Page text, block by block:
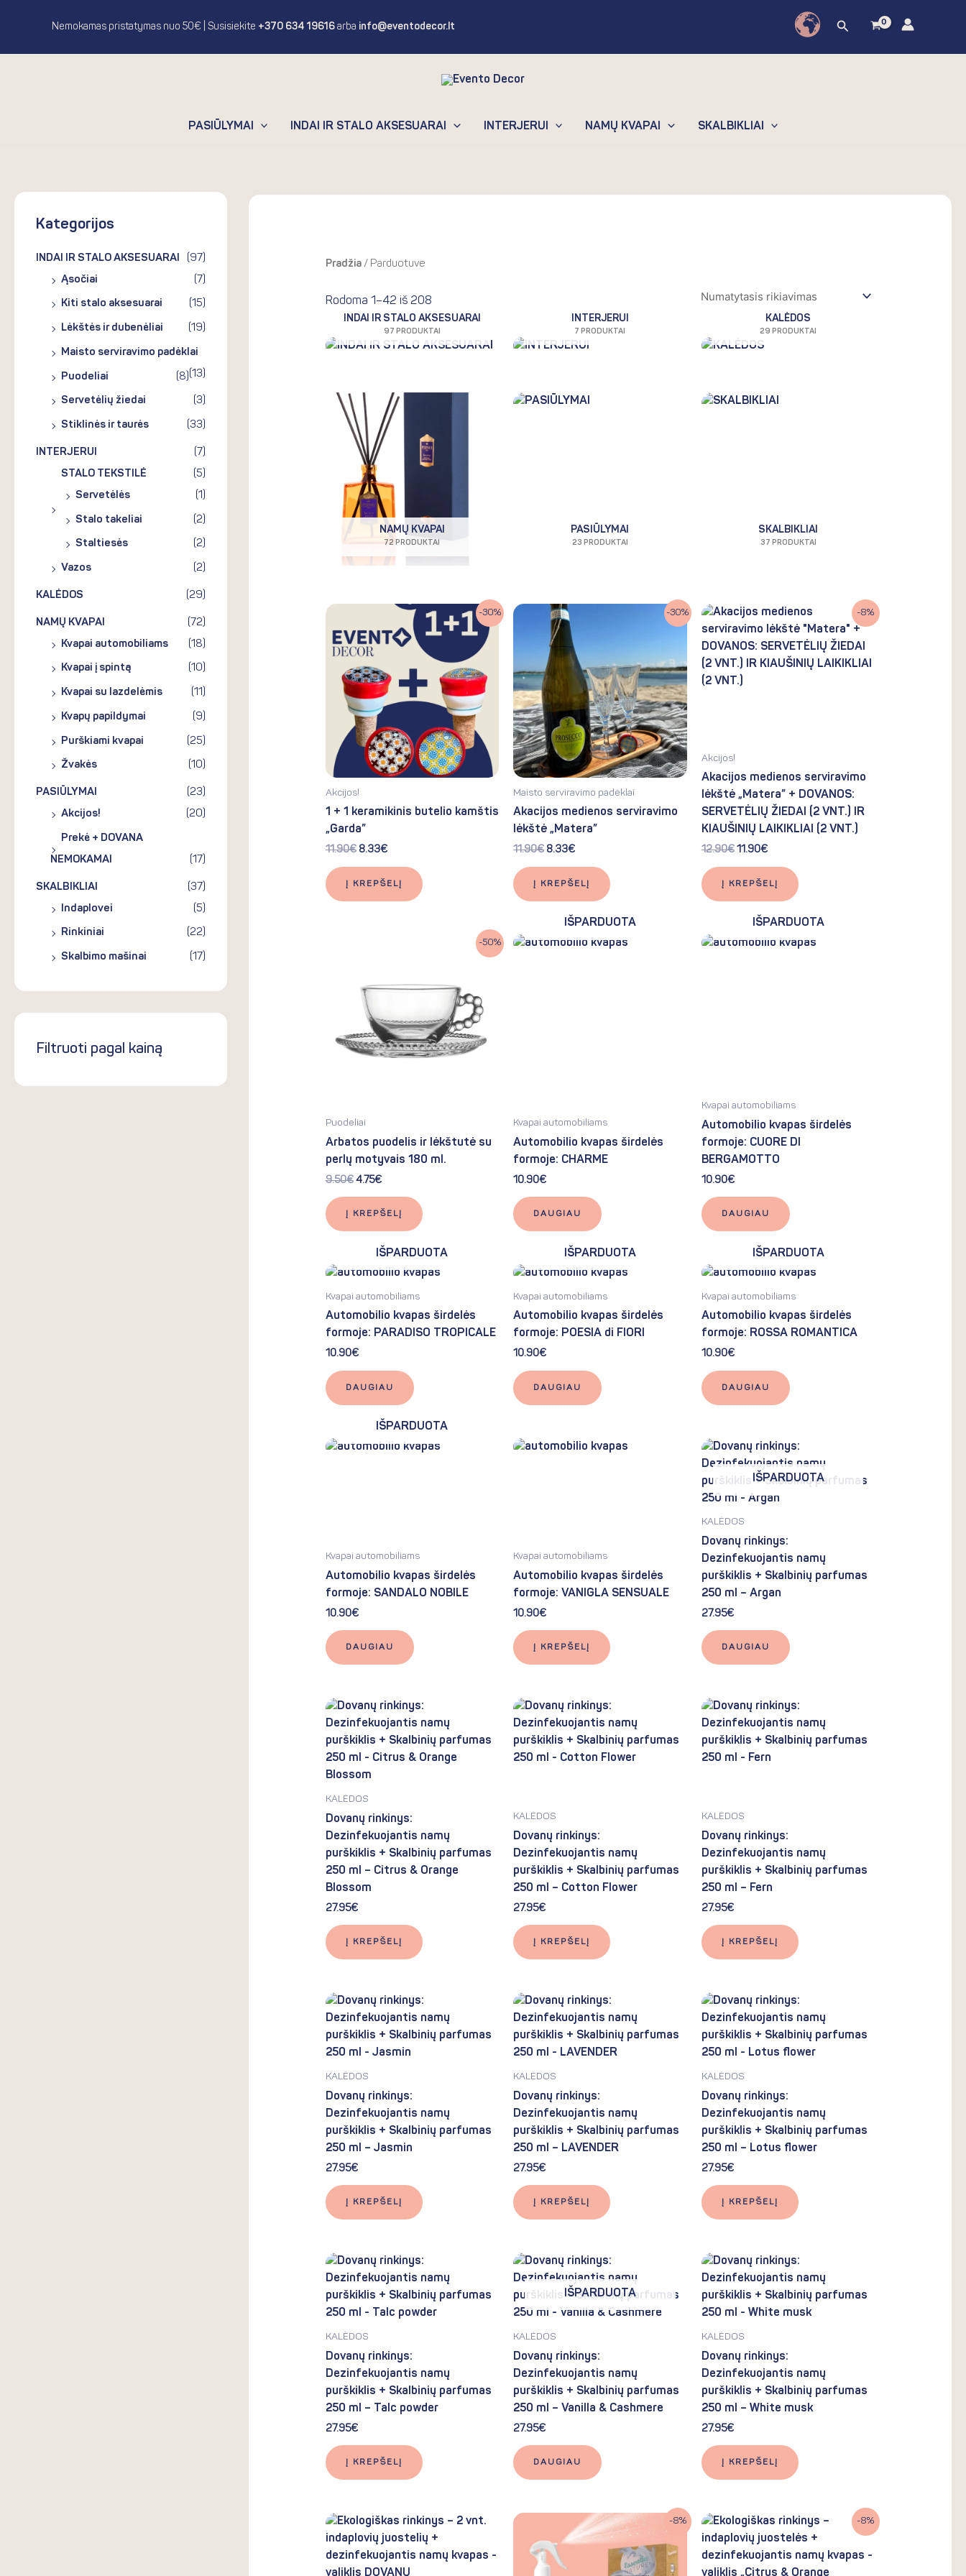
Nemokamas pristatymas nuo 50€ | Susisiekite +370 634 19616 arba info@eventodecor.lt Paieška
PASIŪLYMAI INDAI IR STALO AKSESUARAI INTERJERUI NAMŲ KVAPAI SKALBIKLIAI
Kategorijos
INDAI IR STALO AKSESUARAI
(97)
Ąsočiai
(7)
Kiti stalo aksesuarai (15)
Lėkštės ir dubenėliai (19)
Maisto serviravimo padėklai
(13)
Puodeliai (8)
Servetėlių žiedai (3)
Stiklinės ir taurės (33)
INTERJERUI
(7)
STALO TEKSTILĖ
(5)
Servetėlės
(1)
Stalo takeliai (2)
Staltiesės (2)
Vazos (2)
KALĖDOS (29)
NAMŲ KVAPAI
(72)
Kvapai automobiliams
(18)
Kvapai į spintą (10)
Kvapai su lazdelėmis (11)
Kvapų papildymai (9)
Purškiami kvapai (25)
Žvakės (10)
PASIŪLYMAI
(23)
Akcijos!
(20)
Prekė + DOVANA
NEMOKAMAI
(17)
SKALBIKLIAI
(37)
Indaplovei
(5)
Rinkiniai (22)
Skalbimo mašinai (17)
Filtruoti pagal kainą
Pradžia/ Parduotuve
Rodoma 1–42 iš 208
INDAI IR STALO AKSESUARAI
97 PRODUKTAI
INTERJERUI
7 PRODUKTAI
KALĖDOS
29 PRODUKTAI
NAMŲ KVAPAI
72 PRODUKTAI
PASIŪLYMAI
23 PRODUKTAI
SKALBIKLIAI
37 PRODUKTAI
-30%
Akcijos!
1 + 1 keramikinis butelio kamštis
„Garda”
11.90€
was:
11.90€.
8.33€
Current
is:
8.33€.
Į KREPŠELĮ
-30%
Maisto serviravimo padėklai
Akacijos medienos serviravimo
lėkštė „Matera”
11.90€
Original
price
was:
11.90€.
8.33€
8.33€.
Į KREPŠELĮ
-8%
Akcijos!
Akacijos medienos serviravimo
lėkštė „Matera” + DOVANOS:
SERVETĖLIŲ ŽIEDAI (2 VNT.) IR
KIAUŠINIŲ LAIKIKLIAI (2 VNT.)
12.90€
Original
price
was:
12.90€.
11.90€
Current
price
is:
11.90€.
Į KREPŠELĮ
-50%
Puodeliai
Arbatos puodelis ir lėkštutė su
perlų motyvais 180 ml.
9.50€ 4.75€
Į KREPŠELĮ
IŠPARDUOTA
Kvapai automobiliams
Automobilio kvapas širdelės
formoje: CHARME
10.90€
DAUGIAU
IŠPARDUOTA
Kvapai automobiliams
Automobilio kvapas širdelės
formoje: CUORE DI
BERGAMOTTO
10.90€
DAUGIAU
IŠPARDUOTA
Kvapai automobiliams
Automobilio kvapas širdelės
formoje: PARADISO TROPICALE
10.90€
DAUGIAU
IŠPARDUOTA
Kvapai automobiliams
Automobilio kvapas širdelės
formoje: POESIA di FIORI
10.90€
DAUGIAU
IŠPARDUOTA
Kvapai automobiliams
Automobilio kvapas širdelės
formoje: ROSSA ROMANTICA
10.90€
DAUGIAU
IŠPARDUOTA
Kvapai automobiliams
Automobilio kvapas širdelės
formoje: SANDALO NOBILE
10.90€
DAUGIAU
Kvapai automobiliams
Automobilio kvapas širdelės
formoje: VANIGLA SENSUALE
10.90€
Į KREPŠELĮ
IŠPARDUOTA
KALĖDOS
Dovanų rinkinys:
Dezinfekuojantis namų
purškiklis + Skalbinių parfumas
250 ml – Argan
27.95€
DAUGIAU
KALĖDOS
Dovanų rinkinys:
Dezinfekuojantis namų
purškiklis + Skalbinių parfumas
250 ml – Citrus & Orange
Blossom
27.95€
Į KREPŠELĮ
KALĖDOS
Dovanų rinkinys:
Dezinfekuojantis namų
purškiklis + Skalbinių parfumas
250 ml – Cotton Flower
27.95€
Į KREPŠELĮ
KALĖDOS
Dovanų rinkinys:
Dezinfekuojantis namų
purškiklis + Skalbinių parfumas
250 ml – Fern
27.95€
Į KREPŠELĮ
KALĖDOS
Dovanų rinkinys:
Dezinfekuojantis namų
purškiklis + Skalbinių parfumas
250 ml – Jasmin
27.95€
Į KREPŠELĮ
KALĖDOS
Dovanų rinkinys:
Dezinfekuojantis namų
purškiklis + Skalbinių parfumas
250 ml – LAVENDER
27.95€
Į KREPŠELĮ
KALĖDOS
Dovanų rinkinys:
Dezinfekuojantis namų
purškiklis + Skalbinių parfumas
250 ml – Lotus flower
27.95€
Į KREPŠELĮ
KALĖDOS
Dovanų rinkinys:
Dezinfekuojantis namų
purškiklis + Skalbinių parfumas
250 ml – Talc powder
27.95€
Į KREPŠELĮ
IŠPARDUOTA
KALĖDOS
Dovanų rinkinys:
Dezinfekuojantis namų
purškiklis + Skalbinių parfumas
250 ml – Vanilla & Cashmere
27.95€
DAUGIAU
KALĖDOS
Dovanų rinkinys:
Dezinfekuojantis namų
purškiklis + Skalbinių parfumas
250 ml – White musk
27.95€
Į KREPŠELĮ
-8%
Original
price
was:
36.90€.
Current
price
is:
34.10€.
-8%
Original
price
was:
36.90€.
Current
price
is:
34.10€.